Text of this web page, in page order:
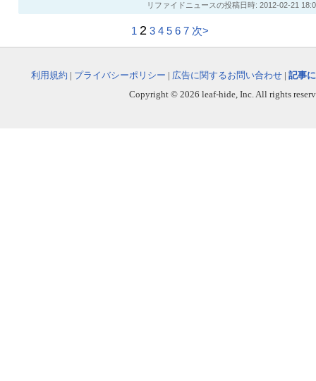
リファイドニュースの投稿日時: 2012-02-21
1 2 3 4 5 6 7 次>
利用規約 | プライバシーポリシー | 広告に関するお問い合わせ | 記事
Copyright © 2026 leaf-hide, Inc. All rights